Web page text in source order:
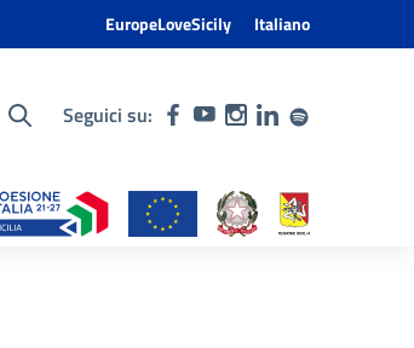
EuropeLoveSicily Italiano
Seguici su: